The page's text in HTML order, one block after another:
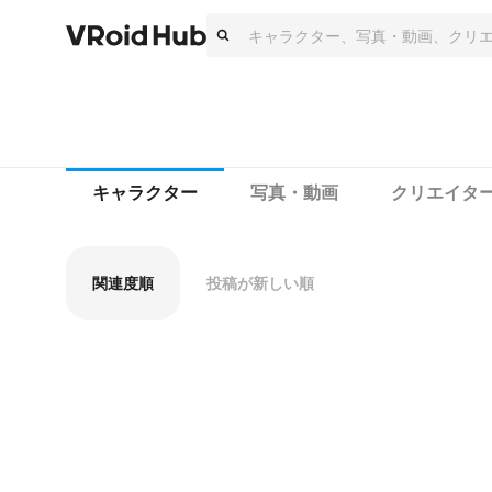
キャラクター 写真・動画 クリエイタ
関連度順 投稿が新しい順